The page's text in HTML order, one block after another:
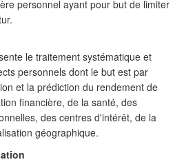
personnel ayant pour but de limiter
le traitement systématique et
personnels dont le but est par
et la prédiction du rendement de
financière, de la santé, des
des centres d'intérêt, de la
géographique.